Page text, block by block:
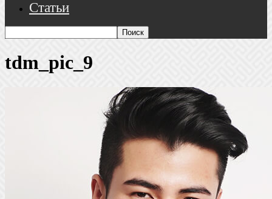
Статьи
tdm_pic_9